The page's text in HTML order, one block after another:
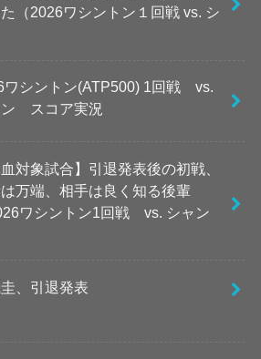
（2026ワシントン１回戦 vs. シ
ワシントン(ATP500) 1回戦 vs.
ン スコア実況
血対象試合】引退発表後の初戦、
万端、相手は良く知る後輩
ワシントン1回戦 vs. シャン
、引退発表